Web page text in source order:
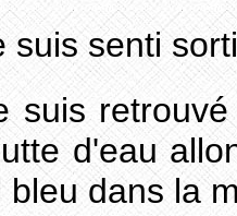
suis senti
suis
d'eau
bleu dans la